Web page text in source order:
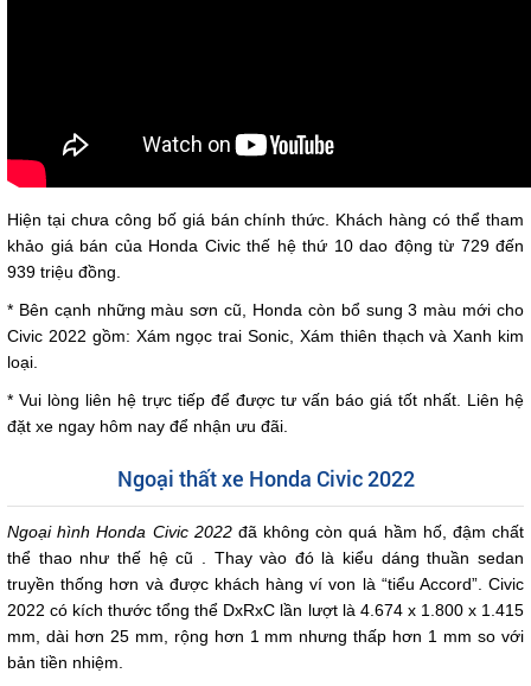
Hiện tại chưa công bố giá bán chính thức. Khách hàng có thể tham
khảo giá bán của Honda Civic thế hệ thứ 10 dao động từ 729 đến
939 triệu đồng.
* Bên cạnh những màu sơn cũ, Honda còn bổ sung 3 màu mới cho
Civic 2022 gồm: Xám ngọc trai Sonic, Xám thiên thạch và Xanh kim
loại.
* Vui lòng liên hệ trực tiếp để được tư vấn báo giá tốt nhất. Liên hệ
đặt xe ngay hôm nay để nhận ưu đãi.
Ngoại thất xe Honda Civic 2022
Ngoại hình Honda Civic 2022đã không còn quá hầm hố, đậm chất
thể thao như thế hệ cũ . Thay vào đó là kiểu dáng thuần sedan
truyền thống hơn và được khách hàng ví von là “tiểu Accord”. Civic
2022 có kích thước tổng thể DxRxC lần lượt là 4.674 x 1.800 x 1.415
mm, dài hơn 25 mm, rộng hơn 1 mm nhưng thấp hơn 1 mm so với
bản tiền nhiệm.